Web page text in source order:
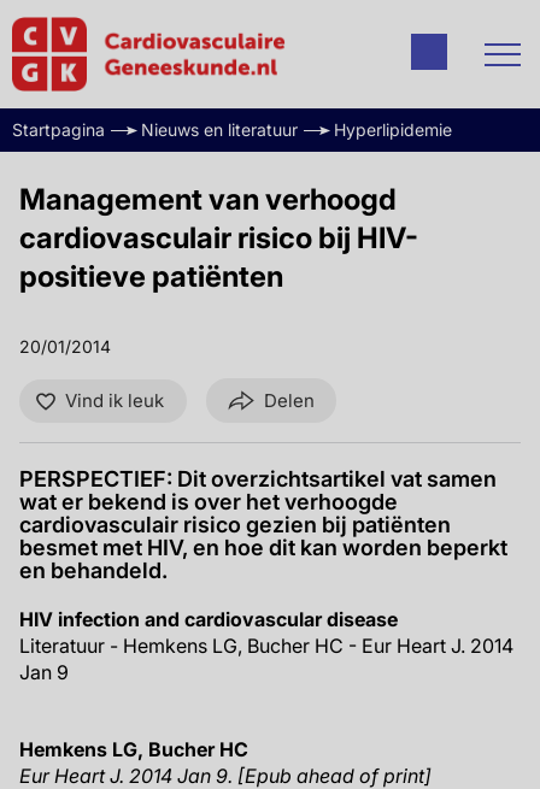
Startpagina Nieuws en literatuur Hyperlipidemie
Management van verhoogd
cardiovasculair risico bij HIV-
positieve patiënten
20/01/2014
Vind ik leuk Delen
PERSPECTIEF: Dit overzichtsartikel vat samen
wat er bekend is over het verhoogde
cardiovasculair risico gezien bij patiënten
besmet met HIV, en hoe dit kan worden beperkt
en behandeld.
HIV infection and cardiovascular disease
Literatuur - Hemkens LG, Bucher HC - Eur Heart J. 2014
Jan 9
Hemkens LG, Bucher HC
Eur Heart J. 2014 Jan 9. [Epub ahead of print]